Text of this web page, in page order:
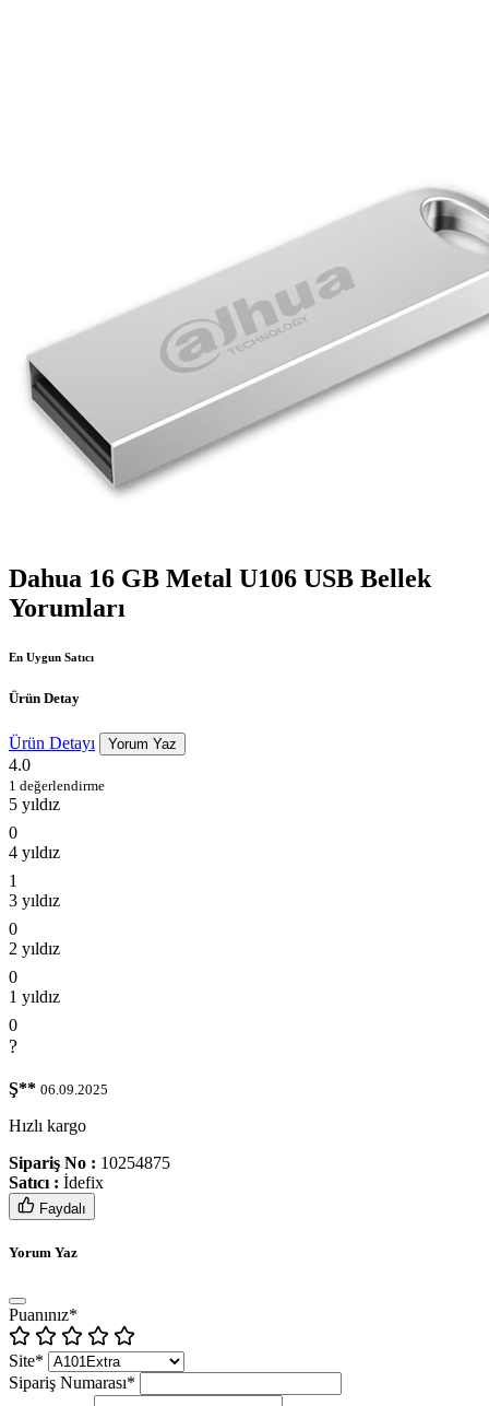
Dahua 16 GB Metal U106 USB Bellek
Yorumları
En Uygun Satıcı
Ürün Detay
Ürün Detayı Yorum Yaz
4.0
1 değerlendirme
5 yıldız
0
4 yıldız
1
3 yıldız
0
2 yıldız
0
1 yıldız
0
?
Ş** 06.09.2025
Hızlı kargo
Sipariş No : 10254875
Satıcı : İdefix
Faydalı
Yorum Yaz
Puanınız*
Site*
Sipariş Numarası*